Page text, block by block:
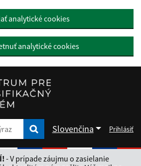
analytické cookies
analytické cookies
Zadajte hľadaný výraz
Slovenčina
Rozbaliť jazykové menu
Prihlásiť
- V prípade záujmu o zasielanie